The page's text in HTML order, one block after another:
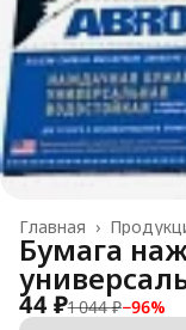
Главная ›
Бумага
44 ₽1 044 ₽−96%